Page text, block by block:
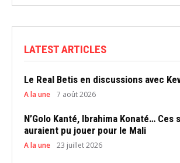
LATEST ARTICLES
Le Real Betis en discussions avec
A la une 7 août 2026
N’Golo Kanté, Ibrahima Konaté… Ces
auraient pu jouer pour le Mali
A la une 23 juillet 2026